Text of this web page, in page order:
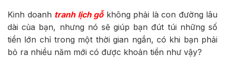
Kinh doanh tranh lịch gỗ không phải là con đường lâu
dài của bạn, nhưng nó sẽ giúp bạn đút túi những số
tiền lớn chỉ trong một thời gian ngắn, có khi bạn phải
bỏ ra nhiều năm mới có được khoản tiền như vậy?